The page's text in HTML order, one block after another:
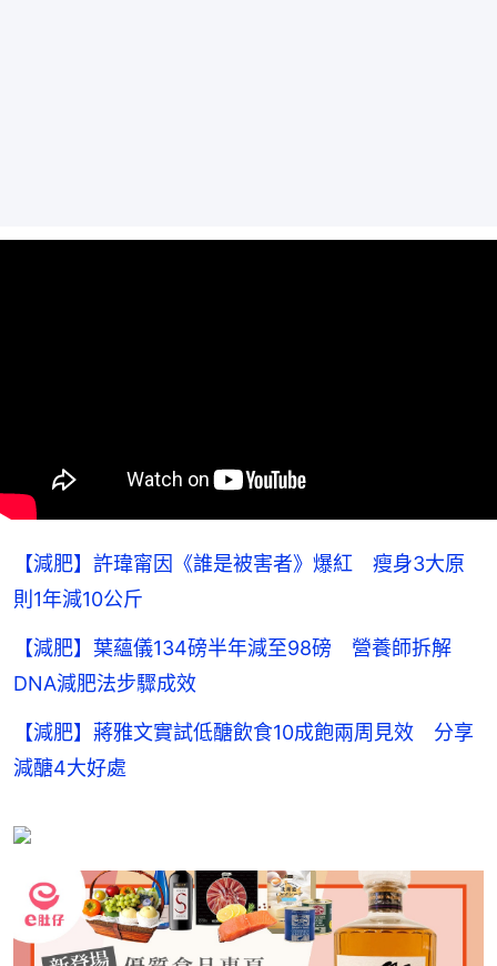
【減肥】許瑋甯因《誰是被害者》爆紅 瘦身3大原
則1年減10公斤
【減肥】葉蘊儀134磅半年減至98磅 營養師拆解
DNA減肥法步驟成效
【減肥】蔣雅文實試低醣飲食10成飽兩周見效 分享
減醣4大好處